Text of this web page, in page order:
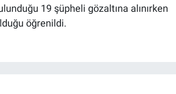
19 şüpheli gözaltına alınırken
öğrenildi.